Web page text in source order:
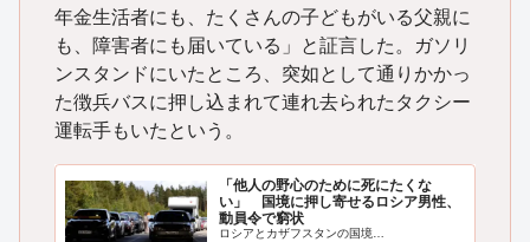
年金生活者にも、たくさんの子どもがいる父親に
も、障害者にも届いている」と証言した。ガソリ
ンスタンドにいたところ、突如として通りかかっ
た徴兵バスに押し込まれて連れ去られたタクシー
運転手もいたという。
「他人の野心のために死にたくな
い」 国境に押し寄せるロシア男性、
動員令で窮状
ロシアとカザフスタンの国境…